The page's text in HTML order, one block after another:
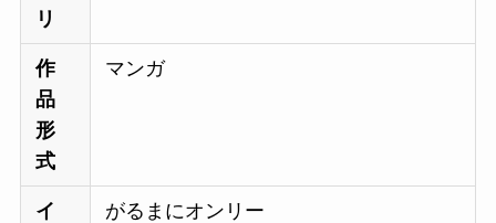
リ
作
品
形
式
マンガ
イ
がるまにオンリー